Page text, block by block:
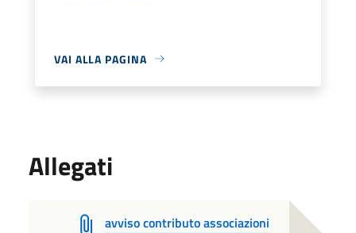
VAI ALLA PAGINA
Allegati
avviso contributo associazioni